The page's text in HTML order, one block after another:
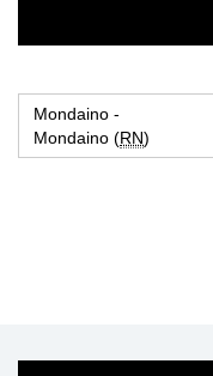
Mondaino -
Mondaino (RN)